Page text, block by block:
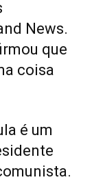
News.
que
coisa
é um